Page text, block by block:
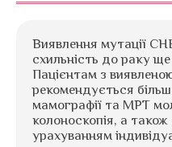
Виявлення мутації
схильність до раку
Пацієнтам з
рекомендується
мамографії та МРТ
колоноскопія, а
урахуванням